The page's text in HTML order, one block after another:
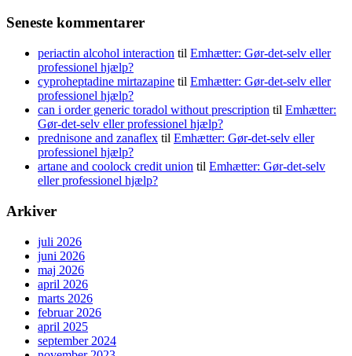
Seneste kommentarer
periactin alcohol interaction til Emhætter: Gør-det-selv eller
professionel hjælp?
cyproheptadine mirtazapine til Emhætter: Gør-det-selv eller
professionel hjælp?
can i order generic toradol without prescription til Emhætter:
Gør-det-selv eller professionel hjælp?
prednisone and zanaflex til Emhætter: Gør-det-selv eller
professionel hjælp?
artane and coolock credit union til Emhætter: Gør-det-selv
eller professionel hjælp?
Arkiver
juli 2026
juni 2026
maj 2026
april 2026
marts 2026
februar 2026
april 2025
september 2024